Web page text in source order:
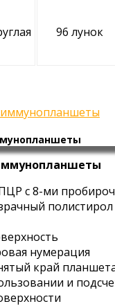
96 лунок
с 8-ми
полистирол
нумерация
край
и